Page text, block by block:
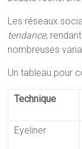
Les réseaux
tendance,
nombreuses
Un tableau pour
Technique
Eyeliner